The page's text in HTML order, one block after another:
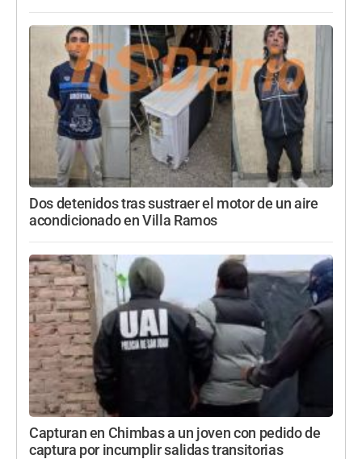
Dos detenidos tras sustraer el motor de un aire
acondicionado en Villa Ramos
Capturan en Chimbas a un joven con pedido de
captura por incumplir salidas transitorias